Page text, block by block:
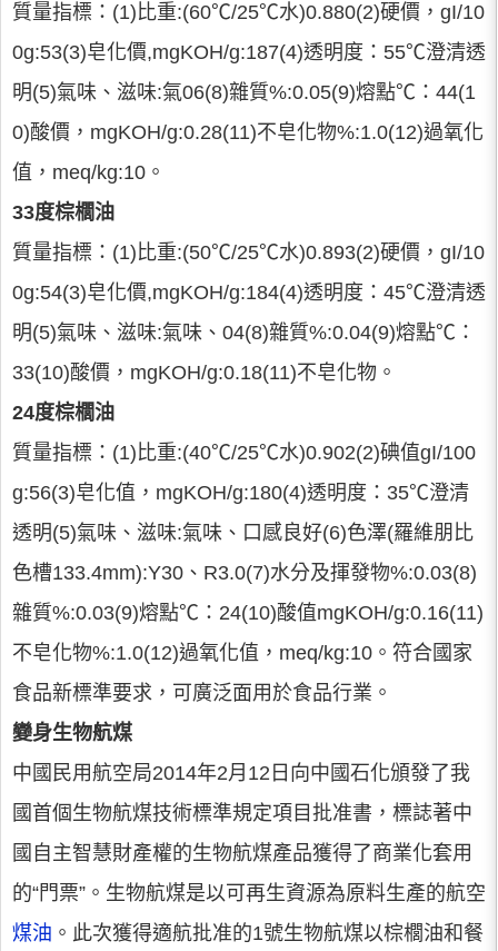
質量指標：(1)比重:(60℃/25℃水)0.880(2)硬價，gI/10
0g:53(3)皂化價,mgKOH/g:187(4)透明度：55℃澄清透
明(5)氣味、滋味:氣06(8)雜質%:0.05(9)熔點℃：44(1
0)酸價，mgKOH/g:0.28(11)不皂化物%:1.0(12)過氧化
值，meq/kg:10。
33度棕櫚油
質量指標：(1)比重:(50℃/25℃水)0.893(2)硬價，gI/10
0g:54(3)皂化價,mgKOH/g:184(4)透明度：45℃澄清透
明(5)氣味、滋味:氣味、04(8)雜質%:0.04(9)熔點℃：
33(10)酸價，mgKOH/g:0.18(11)不皂化物。
24度棕櫚油
質量指標：(1)比重:(40℃/25℃水)0.902(2)碘值gI/100
g:56(3)皂化值，mgKOH/g:180(4)透明度：35℃澄清
透明(5)氣味、滋味:氣味、口感良好(6)色澤(羅維朋比
色槽133.4mm):Y30、R3.0(7)水分及揮發物%:0.03(8)
雜質%:0.03(9)熔點℃：24(10)酸值mgKOH/g:0.16(11)
不皂化物%:1.0(12)過氧化值，meq/kg:10。符合國家
食品新標準要求，可廣泛面用於食品行業。
變身生物航煤
中國民用航空局2014年2月12日向中國石化頒發了我
國首個生物航煤技術標準規定項目批准書，標誌著中
國自主智慧財產權的生物航煤產品獲得了商業化套用
的“門票”。生物航煤是以可再生資源為原料生產的航空
煤油 。此次獲得適航批准的1號生物航煤以棕櫚油和餐